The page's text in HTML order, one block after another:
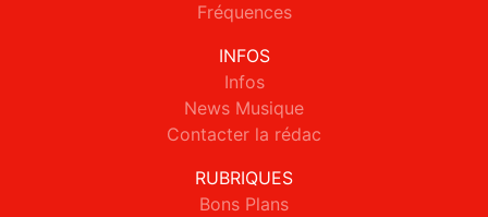
Fréquences
INFOS
Infos
News Musique
Contacter la rédac
RUBRIQUES
Bons Plans